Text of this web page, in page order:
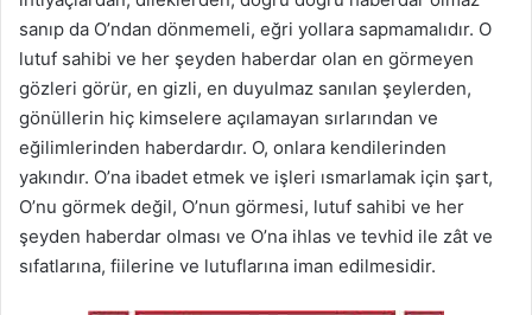
sanıp da O’ndan dönmemeli, eğri yollara sapmamalıdır. O
lutuf sahibi ve her şeyden haberdar olan en görmeyen
gözleri görür, en gizli, en duyulmaz sanılan şeylerden,
gönüllerin hiç kimselere açılamayan sırlarından ve
eğilimlerinden haberdardır. O, onlara kendilerinden
yakındır. O’na ibadet etmek ve işleri ısmarlamak için şart,
O’nu görmek değil, O’nun görmesi, lutuf sahibi ve her
şeyden haberdar olması ve O’na ihlas ve tevhid ile zât ve
sıfatlarına, fiilerine ve lutuflarına iman edilmesidir.